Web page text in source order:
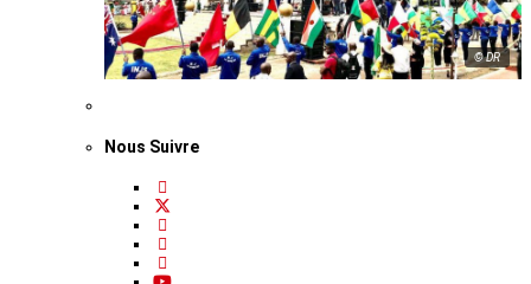
© DR
Nous Suivre